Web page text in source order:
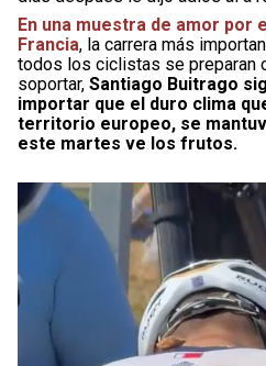
En una muestra de amor por
Francia, la carrera más
todos los ciclistas se preparan
soportar, Santiago Buitrago
importar que el duro clima
territorio europeo, se
este martes ve los frutos.